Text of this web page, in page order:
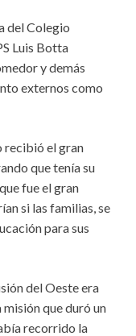
del Colegio
Luis Botta
y demás
externos como
recibió el gran
que tenía su
fue el gran
si las familias, se
para sus
del Oeste era
que duró un
recorrido la